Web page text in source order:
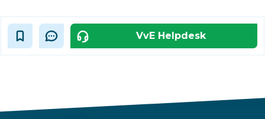
VvE Helpdesk